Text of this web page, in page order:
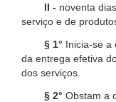
II - noventa
serviço e de
§ 1° Inicia-se a
da entrega efetiva
dos serviços.
§ 2° Obstam a